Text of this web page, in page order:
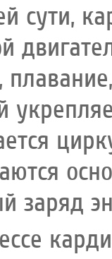
сути,
заряд